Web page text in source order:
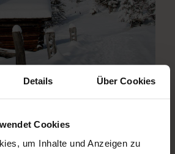
Details Über Cookies
Cookies
um Inhalte und Anzeigen zu
Snow, mountains, magnificent ski